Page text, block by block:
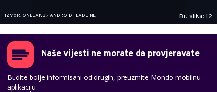
IZVOR: ONLEAKS / ANDROIDHEADLINE Br. slika: 12
Naše vijesti ne morate da provjeravate
Budite bolje informisani od drugih, preuzmite Mondo mobilnu
aplikaciju